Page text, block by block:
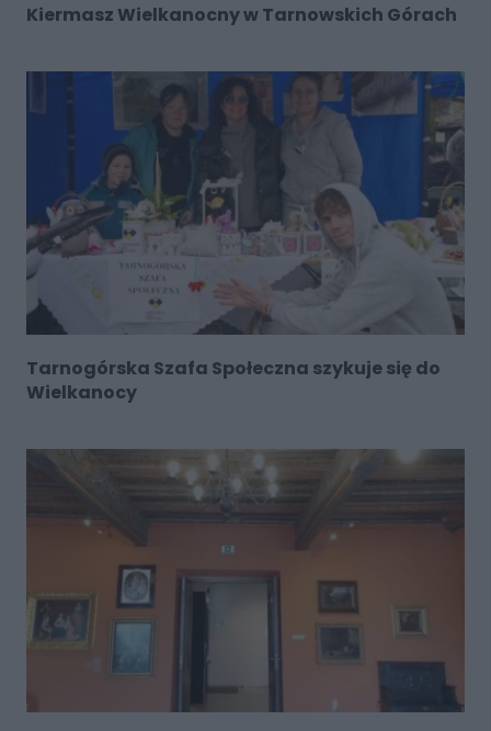
Kiermasz Wielkanocny w Tarnowskich Górach
Tarnogórska Szafa Społeczna szykuje się do
Wielkanocy